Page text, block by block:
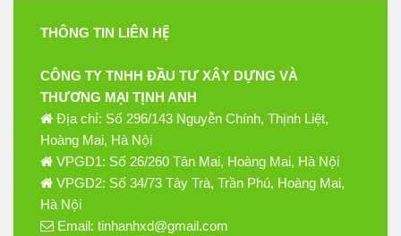
THÔNG TIN LIÊN HỆ
CÔNG TY TNHH ĐẦU TƯ XÂY DỰNG VÀ
THƯƠNG MẠI TỊNH ANH
Địa chỉ: Số 296/143 Nguyễn Chính, Thịnh Liệt,
Hoàng Mai, Hà Nội
VPGD1: Số 26/260 Tân Mai, Hoàng Mai, Hà Nội
VPGD2: Số 34/73 Tây Trà, Trần Phú, Hoàng Mai,
Hà Nội
Email: tinhanhxd@gmail.com